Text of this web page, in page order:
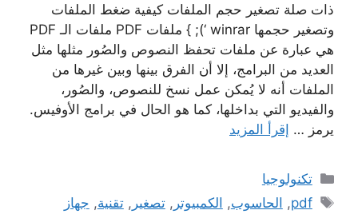
ذات صلة تصغير حجم الملفات كيفية ضغط الملفات
وتصغير حجمها winrar ‘); } ملفات PDF ملفات الـ PDF
هي عبارة عن ملفات تحفظ النصوص والصُور مثلها مثل
العديد من البرامج، إلا أن الفرق بينها وبين غيرها من
الملفات أنه لا يُمكن عمل نسخ للنصوص، والصُور،
والفيديو التي بداخلها، كما هو الحال في برامج الأوفيس.
يرمز … إقرأ المزيد
التصنيفات
تكنولوجيا
الوسوم
pdf
, الحاسوب, الكمبيوتر ,تصغير ,تقنية, جهاز